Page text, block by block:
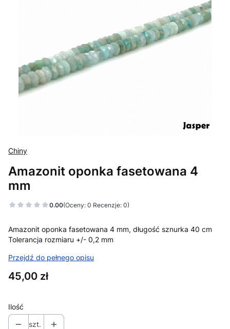
Chiny
Amazonit oponka fasetowana 4
mm
0.00(Oceny: 0 Recenzje: 0)
Amazonit oponka fasetowana 4 mm, długość sznurka 40 cm
Tolerancja rozmiaru +/- 0,2 mm
Przejdź do pełnego opisu
Cena
45,00 zł
Ilość
szt.